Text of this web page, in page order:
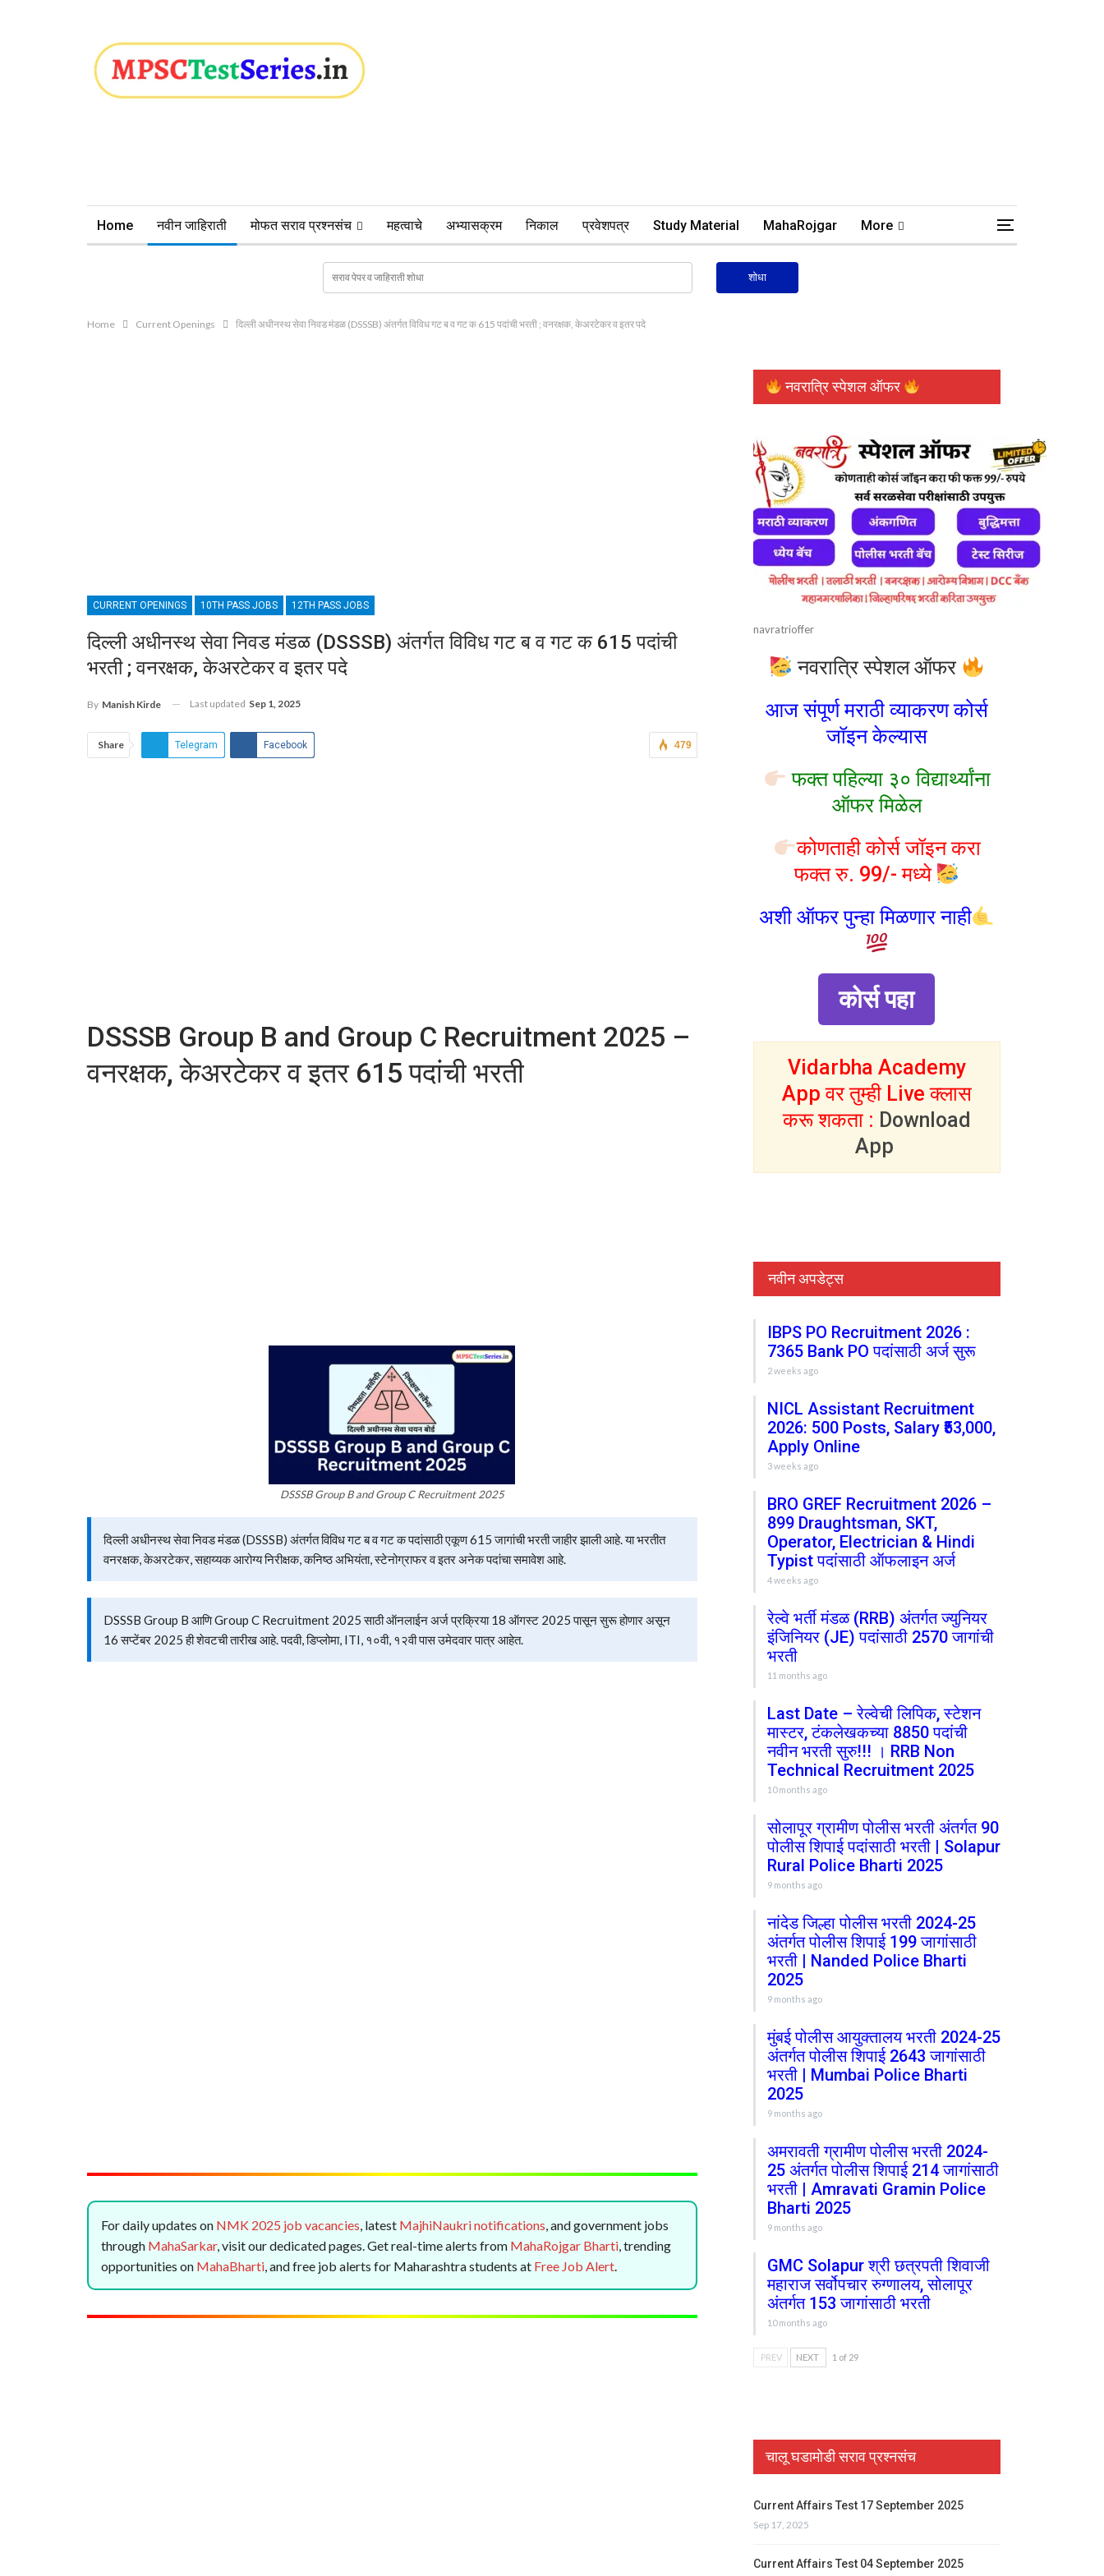
Home नवीन जाहिराती मोफत सराव प्रश्नसंच महत्वाचे अभ्यासक्रम निकाल प्रवेशपत्र Study Material MahaRojgar More
Home Current Openings दिल्ली अधीनस्थ सेवा निवड मंडळ (DSSSB) अंतर्गत विविध गट ब व गट क 615 पदांची भरती ; वनरक्षक, केअरटेकर व इतर पदे
CURRENT OPENINGS 10TH PASS JOBS 12TH PASS JOBS
दिल्ली अधीनस्थ सेवा निवड मंडळ (DSSSB) अंतर्गत विविध गट ब व गट क 615 पदांची
भरती ; वनरक्षक, केअरटेकर व इतर पदे
By Manish Kirde Last updated Sep 1, 2025
479
Share Telegram Facebook
DSSSB Group B and Group C Recruitment 2025 –
वनरक्षक, केअरटेकर व इतर 615 पदांची भरती
DSSSB Group B and Group C Recruitment 2025
दिल्ली अधीनस्थ सेवा निवड मंडळ (DSSSB) अंतर्गत विविध गट ब व गट क पदांसाठी एकूण 615 जागांची भरती जाहीर झाली आहे. या भरतीत
वनरक्षक, केअरटेकर, सहाय्यक आरोग्य निरीक्षक, कनिष्ठ अभियंता, स्टेनोग्राफर व इतर अनेक पदांचा समावेश आहे.
DSSSB Group B आणि Group C Recruitment 2025 साठी ऑनलाईन अर्ज प्रक्रिया 18 ऑगस्ट 2025 पासून सुरू होणार असून
16 सप्टेंबर 2025 ही शेवटची तारीख आहे. पदवी, डिप्लोमा, ITI, १०वी, १२वी पास उमेदवार पात्र आहेत.
For daily updates on NMK 2025 job vacancies, latest MajhiNaukri notifications, and government jobs
through MahaSarkar, visit our dedicated pages. Get real-time alerts from MahaRojgar Bharti, trending
opportunities on MahaBharti, and free job alerts for Maharashtra students at Free Job Alert.
नवरात्रि स्पेशल ऑफर
navratrioffer
नवरात्रि स्पेशल ऑफर
आज संपूर्ण मराठी व्याकरण कोर्स
जॉइन केल्यास
फक्त पहिल्या ३० विद्यार्थ्यांना
ऑफर मिळेल
कोणताही कोर्स जॉइन करा
फक्त रु. 99/- मध्ये
अशी ऑफर पुन्हा मिळणार नाही
कोर्स पहा
Vidarbha Academy
App वर तुम्ही Live क्लास
करू शकता : Download
App
नवीन अपडेट्स
IBPS PO Recruitment 2026 :
7365 Bank PO पदांसाठी अर्ज सुरू
2 weeks ago
NICL Assistant Recruitment
2026: 500 Posts, Salary ₹53,000,
Apply Online
3 weeks ago
BRO GREF Recruitment 2026 –
899 Draughtsman, SKT,
Operator, Electrician & Hindi
Typist पदांसाठी ऑफलाइन अर्ज
4 weeks ago
रेल्वे भर्ती मंडळ (RRB) अंतर्गत ज्युनियर
इंजिनियर (JE) पदांसाठी 2570 जागांची
भरती
11 months ago
Last Date – रेल्वेची लिपिक, स्टेशन
मास्टर, टंकलेखकच्या 8850 पदांची
नवीन भरती सुरु!!! । RRB Non
Technical Recruitment 2025
10 months ago
सोलापूर ग्रामीण पोलीस भरती अंतर्गत 90
पोलीस शिपाई पदांसाठी भरती | Solapur
Rural Police Bharti 2025
9 months ago
नांदेड जिल्हा पोलीस भरती 2024-25
अंतर्गत पोलीस शिपाई 199 जागांसाठी
भरती | Nanded Police Bharti
2025
9 months ago
मुंबई पोलीस आयुक्तालय भरती 2024-25
अंतर्गत पोलीस शिपाई 2643 जागांसाठी
भरती | Mumbai Police Bharti
2025
9 months ago
अमरावती ग्रामीण पोलीस भरती 2024-
25 अंतर्गत पोलीस शिपाई 214 जागांसाठी
भरती | Amravati Gramin Police
Bharti 2025
9 months ago
GMC Solapur श्री छत्रपती शिवाजी
महाराज सर्वोपचार रुग्णालय, सोलापूर
अंतर्गत 153 जागांसाठी भरती
10 months ago
PREV NEXT 1 of 29
चालू घडामोडी सराव प्रश्नसंच
Current Affairs Test 17 September 2025
Sep 17, 2025
Current Affairs Test 04 September 2025